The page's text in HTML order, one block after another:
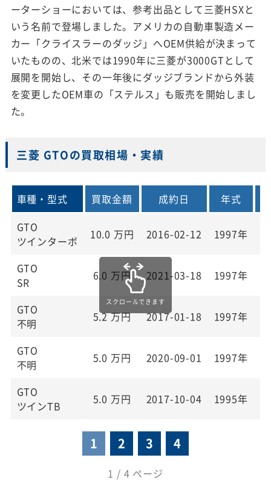
ーターショーにおいては、参考出品として三菱HSXと
いう名前で登場しました。アメリカの自動車製造メー
カー「クライスラーのダッジ」へOEM供給が決まって
いたものの、北米では1990年に三菱が3000GTとして
展開を開始し、その一年後にダッジブランドから外装
を変更したOEM車の「ステルス」も販売を開始しまし
た。
三菱 GTOの買取相場・実績
車種・型式 買取金額 成約日 年式
GTO
ツインターボ
10.0 万円 2016-02-12 1997年
GTO
SR
6.0 万円 2021-03-18 1997年
GTO
不明
5.2万円 2017-01-18 1997年
GTO
不明
5.0 万円 2020-09-01 1997年
GTO
ツインTB
5.0 万円 2017-10-04 1995年
1 2 3 4
1 / 4 ページ